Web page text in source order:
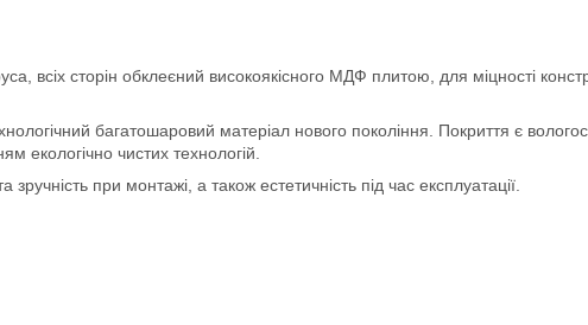
всіх сторін обклеєний високоякісного МДФ плитою, для міцності
багатошаровий матеріал нового покоління. Покриття є
екологічно чистих технологій.
при монтажі, а також естетичність під час експлуатації.